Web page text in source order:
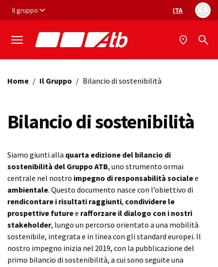
Vai ai contenuti
Vai al footer
Il gruppo Selezione
ITA
Home / Il Gruppo / Bilancio di sostenibilità
Bilancio di sostenibilità
Siamo giunti alla quarta edizione del bilancio di
sostenibilità del Gruppo ATB, uno strumento ormai
centrale nel nostro impegno di responsabilità socialee
ambientale. Questo documento nasce con l’obiettivo di
rendicontare i risultati raggiunti, condividere le
prospettive futuree rafforzare il dialogo con i nostri
stakeholder, lungo un percorso orientato a una mobilità
sostenibile, integrata e in linea con gli standard europei. Il
nostro impegno inizia nel 2019, con la pubblicazione del
primo bilancio di sostenibilità, a cui sono seguite una